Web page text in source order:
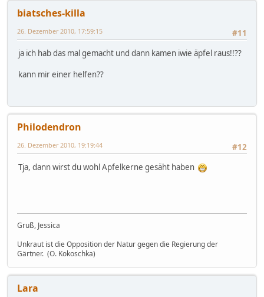
biatsches-killa
#11
26. Dezember 2010, 17:59:15
ja ich hab das mal gemacht und dann kamen iwie äpfel raus!!??
kann mir einer helfen??
Philodendron
#12
26. Dezember 2010, 19:19:44
Tja, dann wirst du wohl Apfelkerne gesäht haben
Gruß, Jessica
Unkraut ist die Opposition der Natur gegen die Regierung der
Gärtner. (O. Kokoschka)
Lara